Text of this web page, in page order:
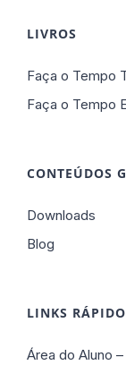
LIVROS
Faça o Tempo
Faça o Tempo
CONTEÚDOS
Downloads
Blog
LINKS
Área do Aluno